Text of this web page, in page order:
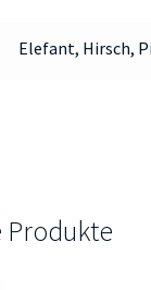
Elefant, Hirsch,